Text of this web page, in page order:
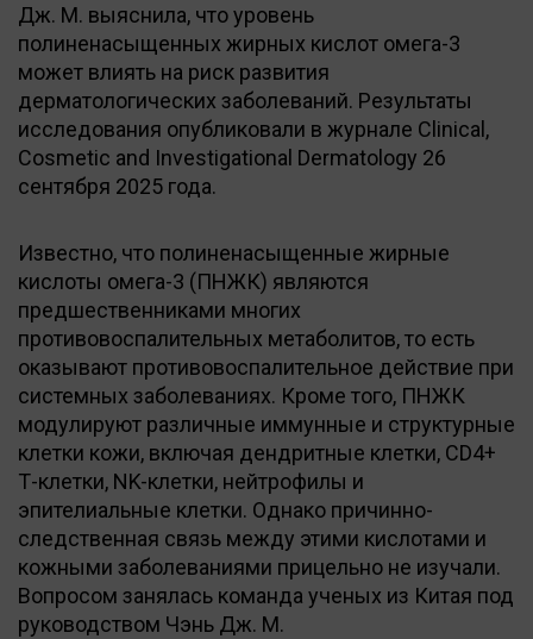
Дж. М. выяснила, что уровень
полиненасыщенных жирных кислот омега-3
может влиять на риск развития
дерматологических заболеваний. Результаты
исследования опубликовали в журнале Clinical,
Cosmetic and Investigational Dermatology 26
сентября 2025 года.
Известно, что полиненасыщенные жирные
кислоты омега-3 (ПНЖК) являются
предшественниками многих
противовоспалительных метаболитов, то есть
оказывают противовоспалительное действие при
системных заболеваниях. Кроме того, ПНЖК
модулируют различные иммунные и структурные
клетки кожи, включая дендритные клетки, CD4+
Т-клетки, NK-клетки, нейтрофилы и
эпителиальные клетки. Однако причинно-
следственная связь между этими кислотами и
кожными заболеваниями прицельно не изучали.
Вопросом занялась команда ученых из Китая под
руководством Чэнь Дж. М.